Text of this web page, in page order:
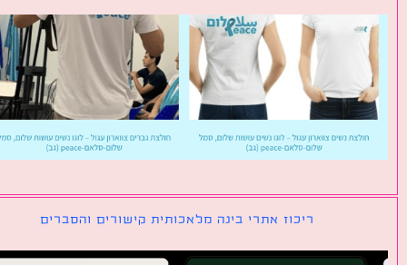
ריכוז אתרי בינה מלאכותית קישורים והסברים